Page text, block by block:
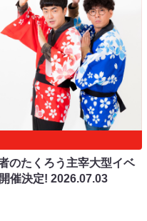
のたくろう主宰大型イベ
催決定! 2026.07.03